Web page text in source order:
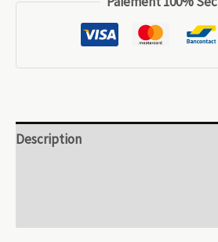
cm
Description